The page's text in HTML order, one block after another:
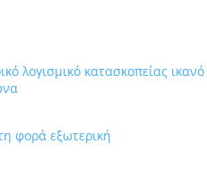
λογισμικό κατασκοπείας ικανό
φορά εξωτερική